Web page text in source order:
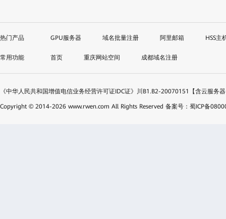
GPU服务器 域名批量注册 阿里邮箱 HSS主
首页 重庆网站空间 成都域名注册
《中华人民共和国增值电信业务经营许可证IDC证》川B1.B2-20070151【含云服务
Copyright © 2014-2026 www.rwen.com All Rights Reserved 备案号：蜀ICP备